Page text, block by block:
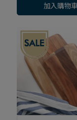
加入購物車